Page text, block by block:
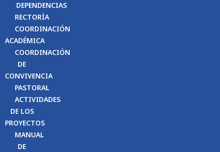
DEPENDENCIAS
RECTORÍA
COORDINACIÓN
ACADÉMICA
COORDINACIÓN
DE
CONVIVENCIA
PASTORAL
ACTIVIDADES
DE LOS
PROYECTOS
MANUAL
DE